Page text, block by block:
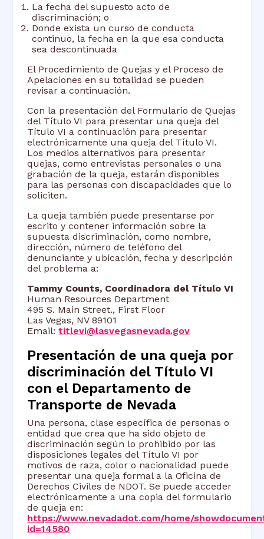
La fecha del supuesto acto de
discriminación; o
Donde exista un curso de conducta
continuo, la fecha en la que esa conducta
sea descontinuada
El Procedimiento de Quejas y el Proceso de
Apelaciones en su totalidad se pueden
revisar a continuación.
Con la presentación del Formulario de Quejas
del Título VI para presentar una queja del
Título VI a continuación para presentar
electrónicamente una queja del Título VI.
Los medios alternativos para presentar
quejas, como entrevistas personales o una
grabación de la queja, estarán disponibles
para las personas con discapacidades que lo
soliciten.
La queja también puede presentarse por
escrito y contener información sobre la
supuesta discriminación, como nombre,
dirección, número de teléfono del
denunciante y ubicación, fecha y descripción
del problema a:
Tammy Counts, Coordinadora del Título VI
Human Resources Department
495 S. Main Street., First Floor
Las Vegas, NV 89101
Email:titlevi@lasvegasnevada.gov
Presentación de una queja por
discriminación del Título VI
con el Departamento de
Transporte de Nevada
Una persona, clase específica de personas o
entidad que crea que ha sido objeto de
discriminación según lo prohibido por las
disposiciones legales del Título VI por
motivos de raza, color o nacionalidad puede
presentar una queja formal a la Oficina de
Derechos Civiles de NDOT. Se puede acceder
electrónicamente a una copia del formulario
de queja en:
https://www.nevadadot.com/home/
id=14580